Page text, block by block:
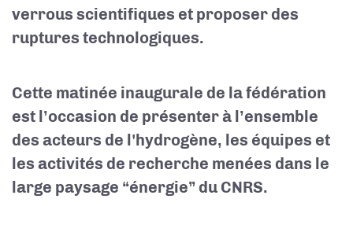
verrous scientifiques et proposer des
ruptures technologiques.
Cette matinée inaugurale de la fédération
est l’occasion de présenter à l’ensemble
des acteurs de l'hydrogène, les équipes et
les activités de recherche menées dans le
large paysage “énergie” du CNRS.